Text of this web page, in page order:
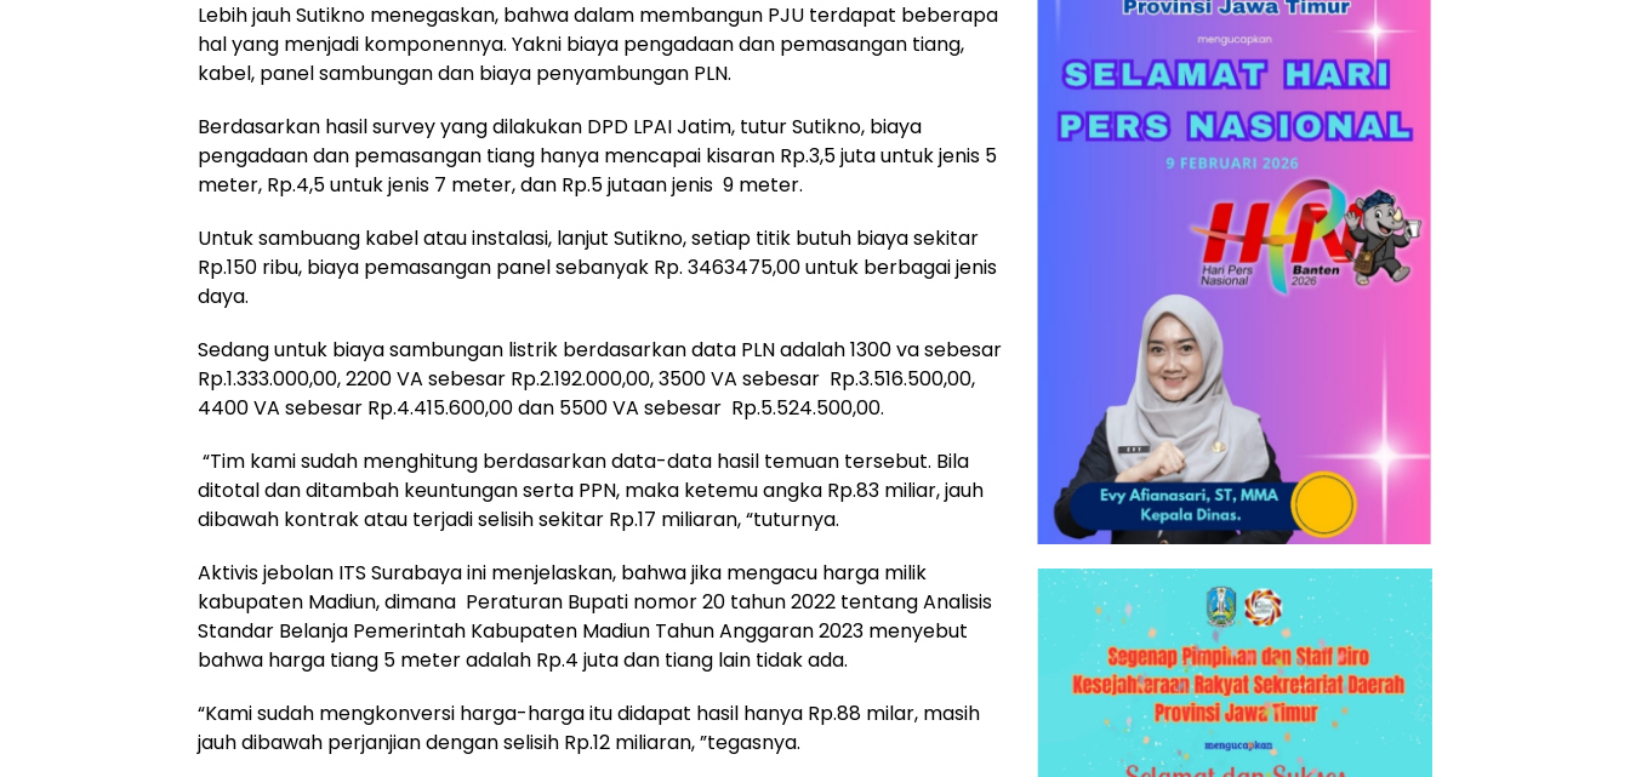
Lebih jauh Sutikno menegaskan, bahwa dalam membangun PJU terdapat beberapa
hal yang menjadi komponennya. Yakni biaya pengadaan dan pemasangan tiang,
kabel, panel sambungan dan biaya penyambungan PLN.
Berdasarkan hasil survey yang dilakukan DPD LPAI Jatim, tutur Sutikno, biaya
pengadaan dan pemasangan tiang hanya mencapai kisaran Rp.3,5 juta untuk jenis 5
meter, Rp.4,5 untuk jenis 7 meter, dan Rp.5 jutaan jenis 9 meter.
Untuk sambuang kabel atau instalasi, lanjut Sutikno, setiap titik butuh biaya sekitar
Rp.150 ribu, biaya pemasangan panel sebanyak Rp. 3463475,00 untuk berbagai jenis
daya.
Sedang untuk biaya sambungan listrik berdasarkan data PLN adalah 1300 va sebesar
Rp.1.333.000,00, 2200 VA sebesar Rp.2.192.000,00, 3500 VA sebesar Rp.3.516.500,00,
4400 VA sebesar Rp.4.415.600,00 dan 5500 VA sebesar Rp.5.524.500,00.
“Tim kami sudah menghitung berdasarkan data-data hasil temuan tersebut. Bila
ditotal dan ditambah keuntungan serta PPN, maka ketemu angka Rp.83 miliar, jauh
dibawah kontrak atau terjadi selisih sekitar Rp.17 miliaran, “tuturnya.
Aktivis jebolan ITS Surabaya ini menjelaskan, bahwa jika mengacu harga milik
kabupaten Madiun, dimana Peraturan Bupati nomor 20 tahun 2022 tentang Analisis
Standar Belanja Pemerintah Kabupaten Madiun Tahun Anggaran 2023 menyebut
bahwa harga tiang 5 meter adalah Rp.4 juta dan tiang lain tidak ada.
“Kami sudah mengkonversi harga-harga itu didapat hasil hanya Rp.88 milar, masih
jauh dibawah perjanjian dengan selisih Rp.12 miliaran, ”tegasnya.